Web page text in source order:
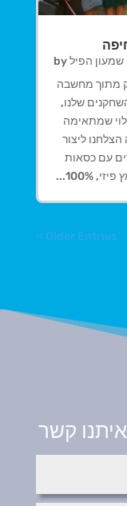
byשמעון הפיל|
מתוך מחשבה
שלנו,
שמתאימה
ליצור
עם כסאות
« Older Entries
קשר